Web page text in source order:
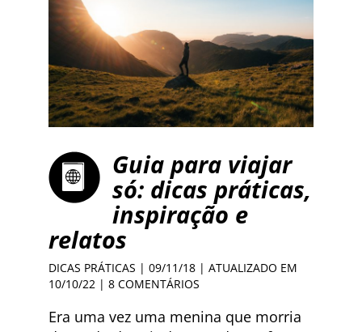
Guia para viajar
só: dicas práticas,
inspiração e
relatos
DICAS PRÁTICAS | 09/11/18 | ATUALIZADO EM
10/10/22 | 8 COMENTÁRIOS
Era uma vez uma menina que morria